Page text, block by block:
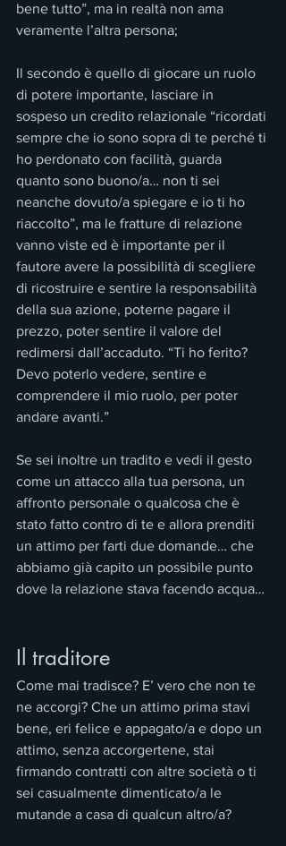
bene tutto”, ma in realtà non ama
veramente l’altra persona;
Il secondo è quello di giocare un ruolo
di potere importante, lasciare in
sospeso un credito relazionale “ricordati
sempre che io sono sopra di te perché ti
ho perdonato con facilità, guarda
quanto sono buono/a… non ti sei
neanche dovuto/a spiegare e io ti ho
riaccolto”, ma le fratture di relazione
vanno viste ed è importante per il
fautore avere la possibilità di scegliere
di ricostruire e sentire la responsabilità
della sua azione, poterne pagare il
prezzo, poter sentire il valore del
redimersi dall’accaduto. “Ti ho ferito?
Devo poterlo vedere, sentire e
comprendere il mio ruolo, per poter
andare avanti.”
Se sei inoltre un tradito e vedi il gesto
come un attacco alla tua persona, un
affronto personale o qualcosa che è
stato fatto contro di te e allora prenditi
un attimo per farti due domande… che
abbiamo già capito un possibile punto
dove la relazione stava facendo acqua…
Il traditore
Come mai tradisce? E’ vero che non te
ne accorgi? Che un attimo prima stavi
bene, eri felice e appagato/a e dopo un
attimo, senza accorgertene, stai
firmando contratti con altre società o ti
sei casualmente dimenticato/a le
mutande a casa di qualcun altro/a?